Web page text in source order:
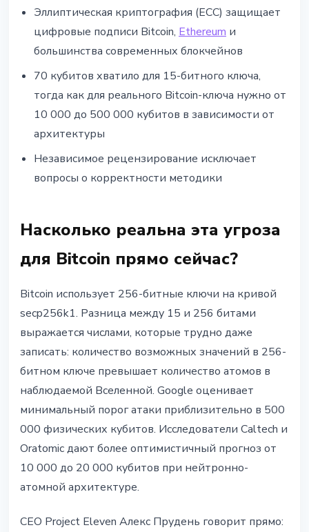
Эллиптическая криптография (ECC) защищает
цифровые подписи Bitcoin, Ethereum и
большинства современных блокчейнов
70 кубитов хватило для 15-битного ключа,
тогда как для реального Bitcoin-ключа нужно от
10 000 до 500 000 кубитов в зависимости от
архитектуры
Независимое рецензирование исключает
вопросы о корректности методики
Насколько реальна эта угроза
для Bitcoin прямо сейчас?
Bitcoin использует 256-битные ключи на кривой
secp256k1. Разница между 15 и 256 битами
выражается числами, которые трудно даже
записать: количество возможных значений в 256-
битном ключе превышает количество атомов в
наблюдаемой Вселенной. Google оценивает
минимальный порог атаки приблизительно в 500
000 физических кубитов. Исследователи Caltech и
Oratomic дают более оптимистичный прогноз от
10 000 до 20 000 кубитов при нейтронно-
атомной архитектуре.
CEO Project Eleven Алекс Прудень говорит прямо: